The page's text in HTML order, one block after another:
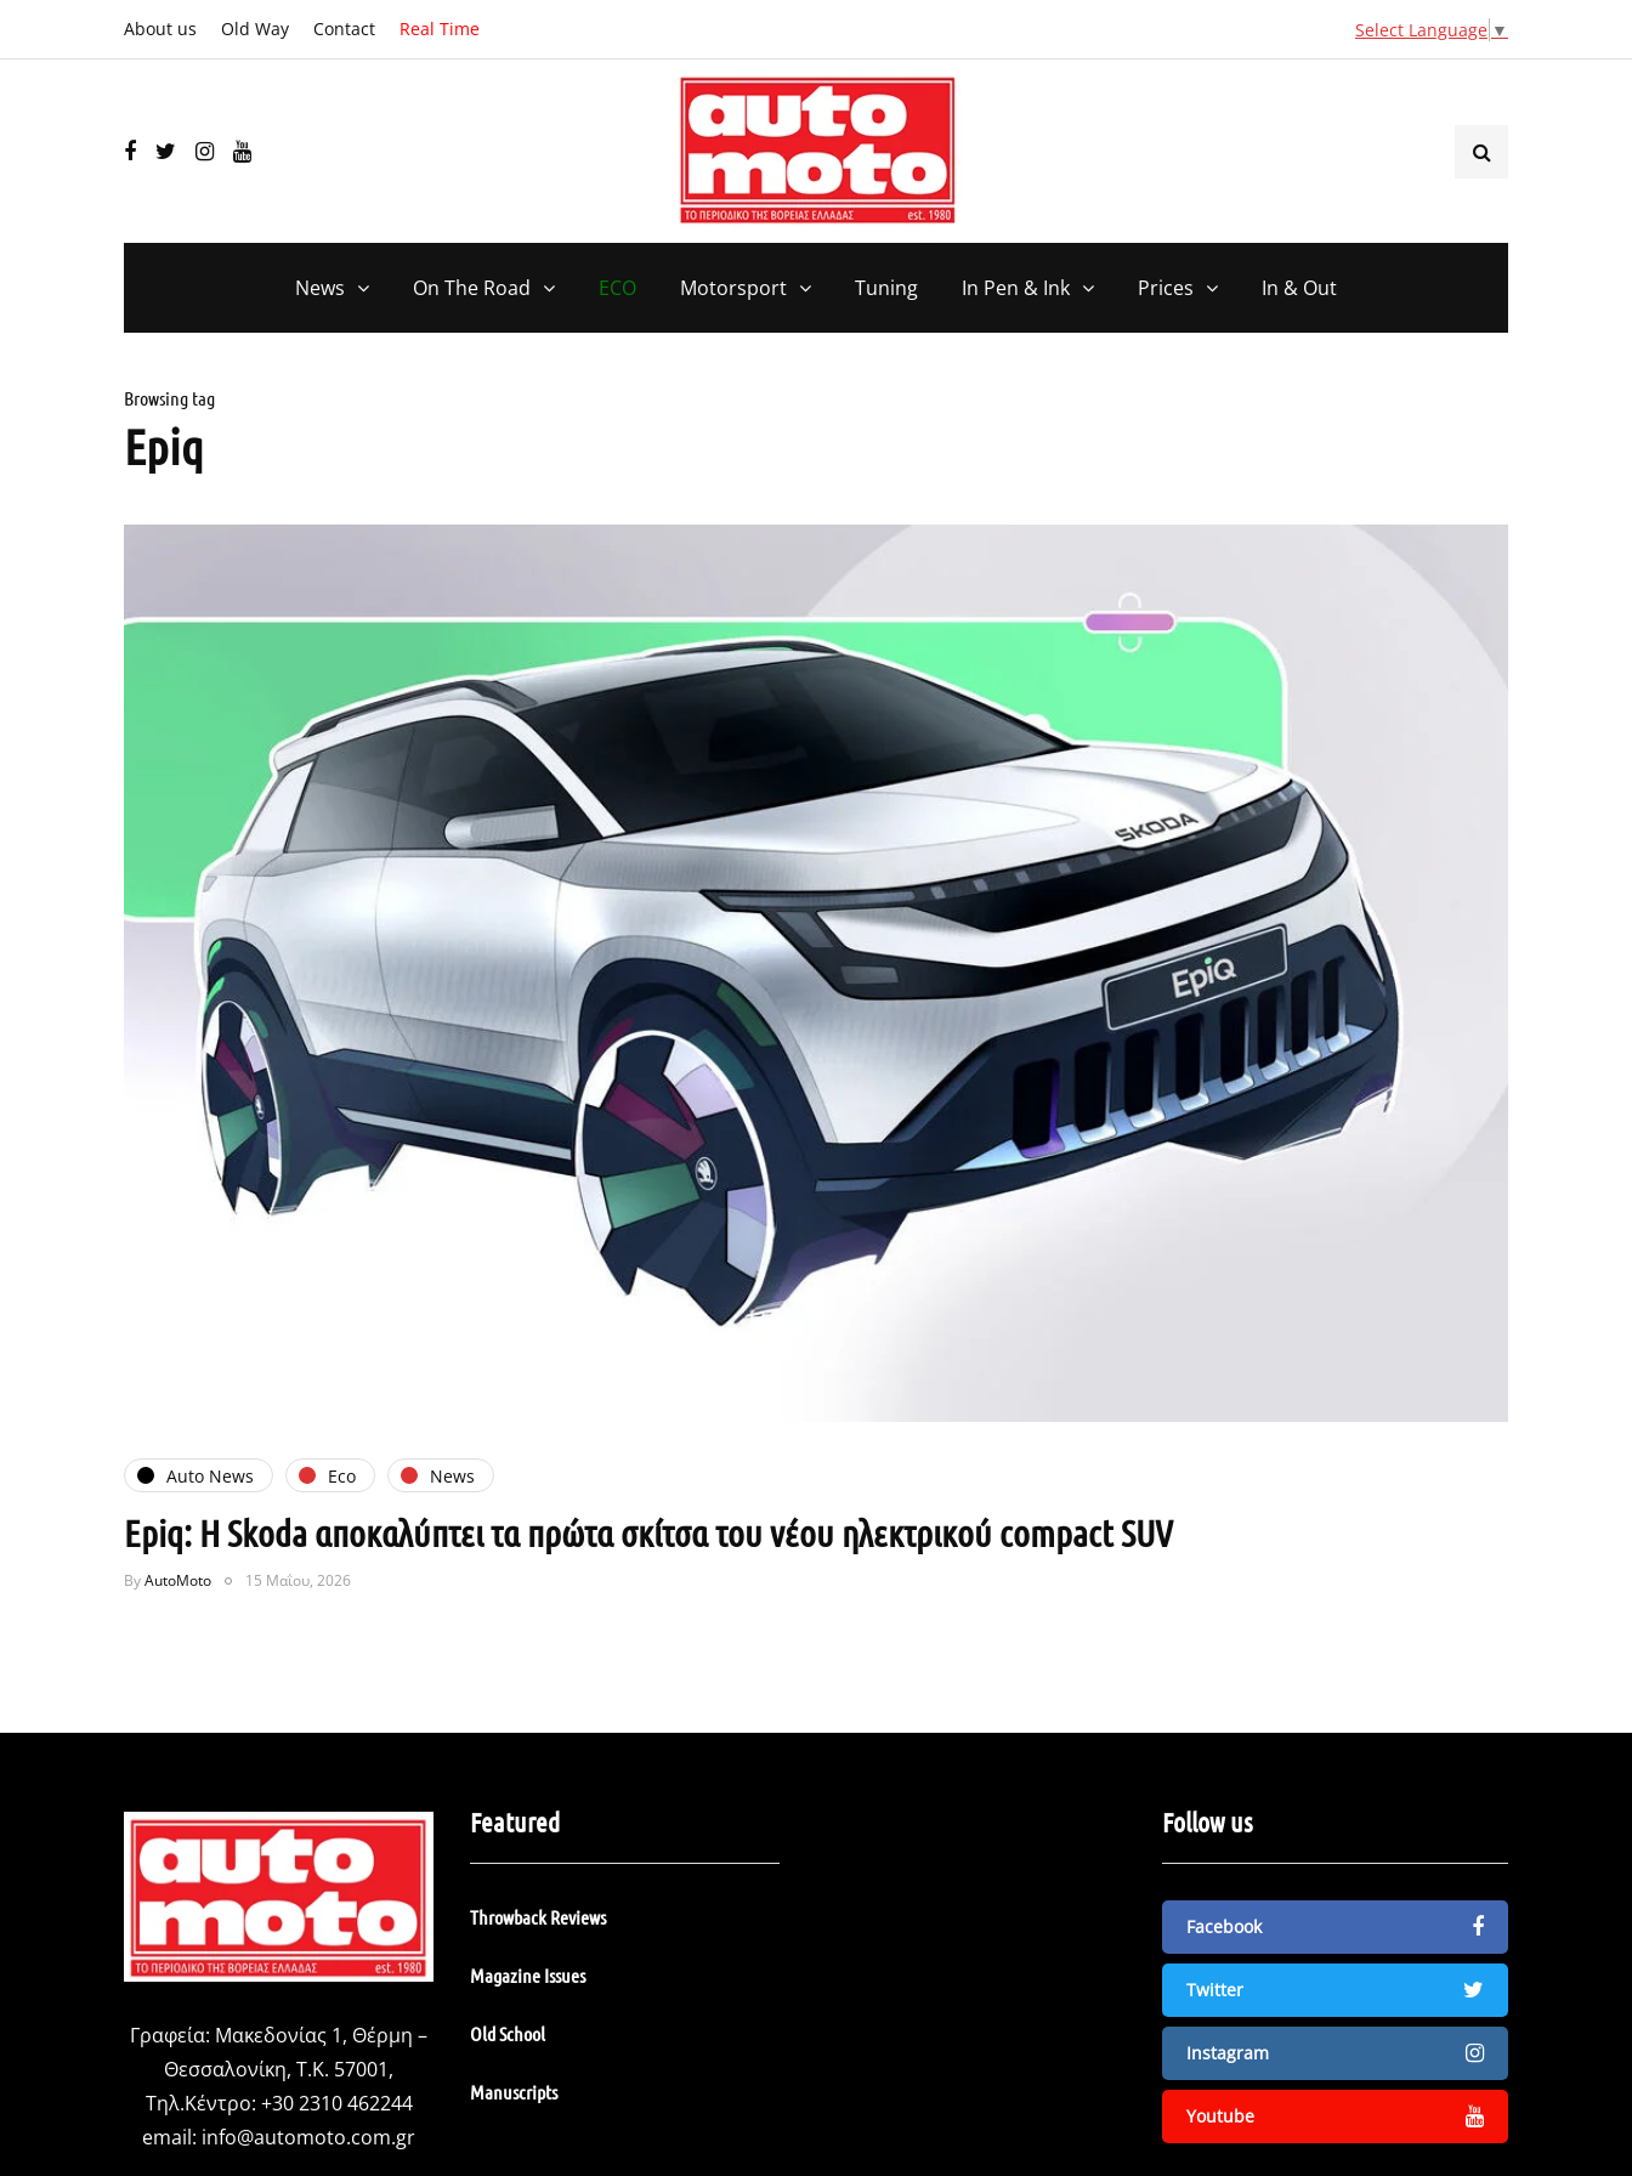
About us Old Way Contact Real Time Select Language ▼
News On The Road ECO Motorsport Tuning In Pen & Ink Prices In & Out
Browsing tag
Epiq
Auto News Eco News
Epiq: Η Skoda αποκαλύπτει τα πρώτα σκίτσα του νέου ηλεκτρικού compact SUV
ByAutoMoto 15 Μαΐου, 2026
Γραφεία: Μακεδονίας 1, Θέρμη –
Θεσσαλονίκη, Τ.Κ. 57001,
Τηλ.Κέντρο: +30 2310 462244
email: info@automoto.com.gr
Featured
Throwback Reviews
Magazine Issues
Old School
Manuscripts
Follow us
Facebook
Twitter
Instagram
Youtube